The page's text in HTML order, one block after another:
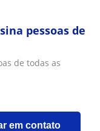
pessoas de
de todas as
em contato